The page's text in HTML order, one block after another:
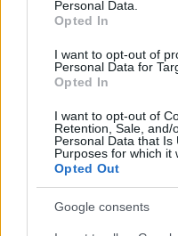
Personal Data.
Opted In
I want to opt-out of
Personal Data for
Opted In
I want to opt-out of
Retention, Sale, and/
Personal Data that Is
Purposes for which it
Opted Out
Google consents